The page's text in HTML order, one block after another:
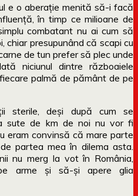
e o aberație menită să-i facă
în timp ce milioane de
combatant nu ai cum să
chiar presupunând că scapi cu
de tun prefer să plec unde
niciunul dintre războaiele
palmă de pământ de pe
sterile, deși după cum se
sute de km de noi nu vor fi
eram convinsă că mare parte
partea mea în dilema asta.
nu merg la vot în România,
arme și să-și apere glia